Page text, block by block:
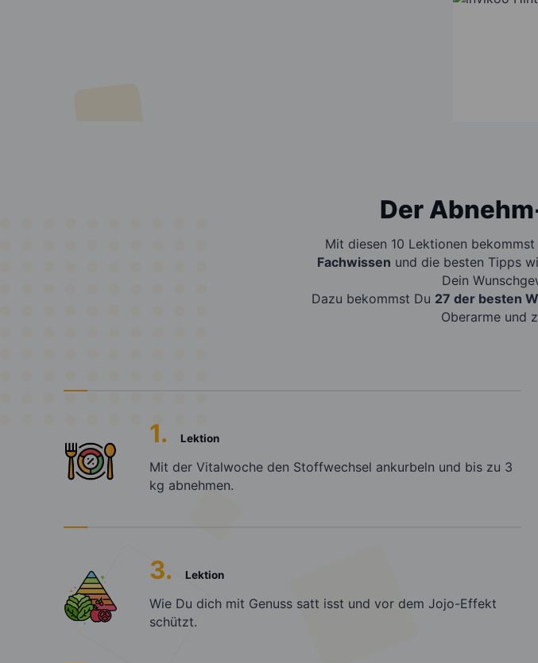
Der
Mit diesen 10 Lektionen bekommst
Fachwissen und die besten Tipps
Dein
Dazu bekommst Du 27 der besten
Oberarme und
1. Lektion
Mit der Vitalwoche den Stoffwechsel ankurbeln und bis zu 3
kg abnehmen.
3. Lektion
Wie Du dich mit Genuss satt isst und vor dem Jojo-Effekt
schützt.